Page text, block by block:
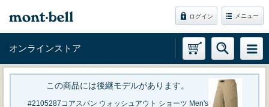
ログイン メニュー
オンラインストア
この商品には後継モデルがあります。
2105287コアスパン ウォッシュアウト ショーツ Men's